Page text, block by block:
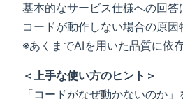
基本的なサービス仕様への回答
コードが動作しない場合の原因
※あくまでAIを用いた品質に依存
＜上手な使い方のヒント＞
「コードがなぜ動かないのか